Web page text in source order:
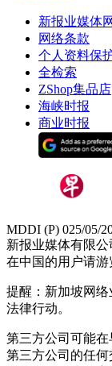
新报业媒体
网络条款
个人资料保
全检索
ZShop集品店
海峡时报
商业时报
MDDI (P) 025/05/
新报业媒体有限公
在中国的用户请游
提醒：新加坡网
法律行动。
第三方公司可能
第三方公司的任何